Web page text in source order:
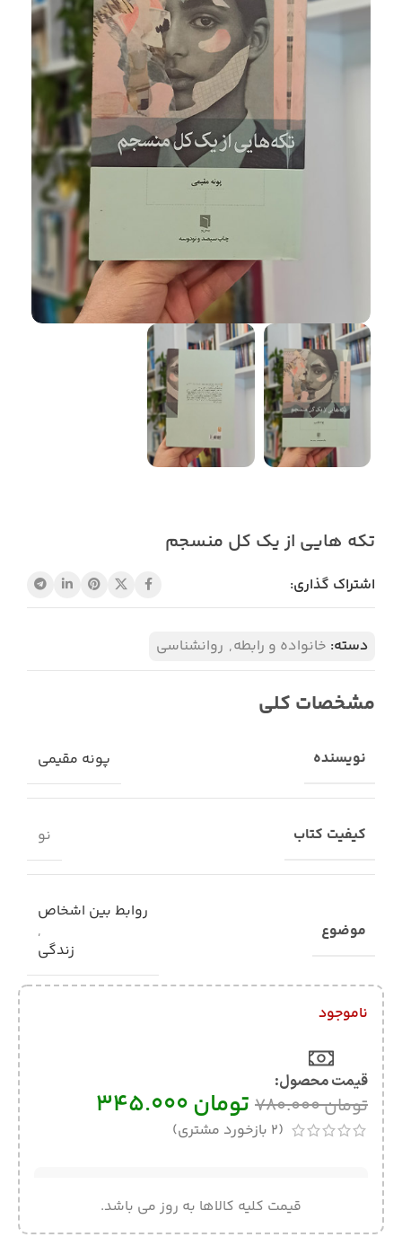
تکه هایی از یک کل منسجم
اشتراک گذاری:
دسته: خانواده و رابطه, روانشناسی
مشخصات کلی
نویسنده پونه مقیمی
کیفیت کتاب نو
موضوع
روابط بین اشخاص
,
زندگی
ناموجود
قیمت محصول:​
تومان780.000 تومان
(
2 بازخورد مشتری)
قیمت کلیه کالاها به روز می باشد.